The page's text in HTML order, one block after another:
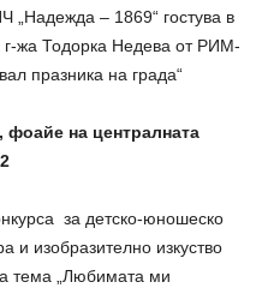
„Надежда – 1869“ гостува в
жа Тодорка Недева от РИМ-
празника на града“
фоайе на централната
за детско-юношеско
и изобразително изкуство
тема „Любимата ми